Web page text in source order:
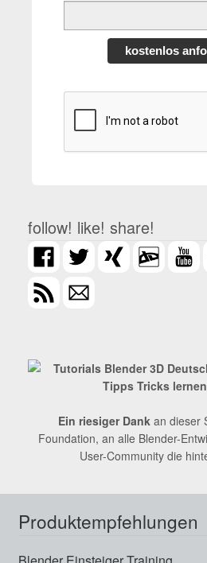
kostenlos
follow! like! share!
Ein riesiger Dank an dieser
Foundation, an alle Blender-
User-Community die
Produktempfehlungen